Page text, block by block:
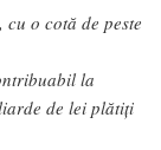
o cotă de peste
la
de lei plătiți